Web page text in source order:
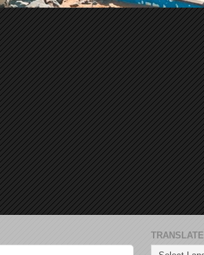
TRANSLATE